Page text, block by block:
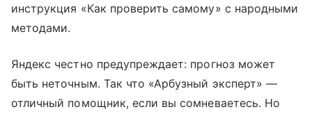
инструкция «Как проверить самому» с народными
методами.
Яндекс честно предупреждает: прогноз может
быть неточным. Так что «Арбузный эксперт» —
отличный помощник, если вы сомневаетесь. Но